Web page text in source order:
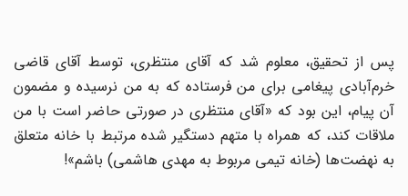
پس از تحقیق، معلوم شد که آقای منتظری، توسط آقای قاضی
خرم‌آبادی پیغامی برای من فرستاده که به من نرسیده و مضمون
آن پیام، این بود که «آقای منتظری در صورتی حاضر است با من
ملاقات کند، که همراه با متهم دستگیر شده مرتبط با خانه متعلق
به نهضت‌ها (خانه تیمی مربوط به مهدی هاشمی) باشم»!